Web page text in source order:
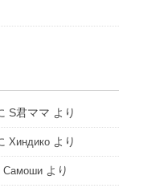
S君ママ より
Хиндико より
Самоши より